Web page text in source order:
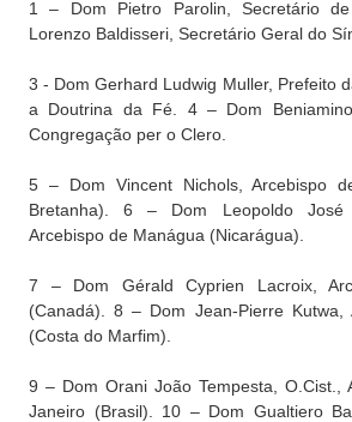
1 – Dom Pietro Parolin, Secretário
Lorenzo Baldisseri, Secretário Geral do
3 - Dom Gerhard Ludwig Muller, Prefeito
a Doutrina da Fé. 4 – Dom
Congregação per o Clero.
5 – Dom Vincent Nichols, Arcebispo
Bretanha). 6 – Dom Leopoldo José
Arcebispo de Manágua (Nicarágua).
7 – Dom Gérald Cyprien Lacroix,
(Canadá). 8 – Dom Jean-Pierre Kutwa,
(Costa do Marfim).
9 – Dom Orani João Tempesta, O.Cist.,
Janeiro (Brasil). 10 – Dom Gualtiero